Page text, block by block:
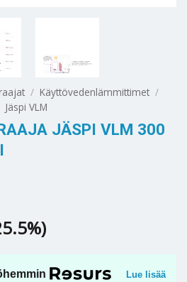
/ Käyttövedenlämmittimet /
Jäspi VLM
JÄSPI VLM 300
Lue lisää